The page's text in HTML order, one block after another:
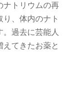
ナトリウムの再
、体内のナト
過去に芸能人
てきたお薬と